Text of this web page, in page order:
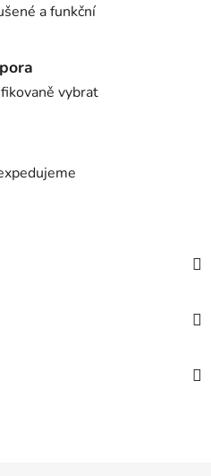
a funkční
vybrat